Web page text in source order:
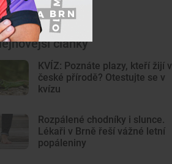
články
KVÍZ: Poznáte plazy, kteří žijí v
české přírodě? Otestujte se v
kvízu
Rozpálené chodníky i slunce.
Lékaři v Brně řeší vážné letní
popáleniny